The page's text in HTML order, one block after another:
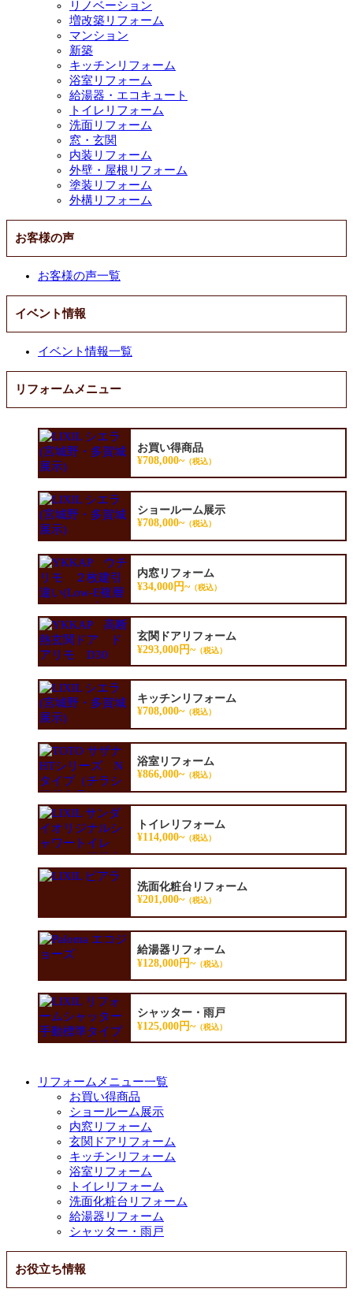
リノベーション
増改築リフォーム
マンション
新築
キッチンリフォーム
浴室リフォーム
給湯器・エコキュート
トイレリフォーム
洗面リフォーム
窓・玄関
内装リフォーム
外壁・屋根リフォーム
塗装リフォーム
外構リフォーム
お客様の声
お客様の声一覧
イベント情報
イベント情報一覧
リフォームメニュー
お買い得商品
¥708,000~（税込）
ショールーム展示
¥708,000~（税込）
内窓リフォーム
¥34,000円~（税込）
玄関ドアリフォーム
¥293,000円~（税込）
キッチンリフォーム
¥708,000~（税込）
浴室リフォーム
¥866,000~（税込）
トイレリフォーム
¥114,000~（税込）
洗面化粧台リフォーム
¥201,000~（税込）
給湯器リフォーム
¥128,000円~（税込）
シャッター・雨戸
¥125,000円~（税込）
リフォームメニュー一覧
お買い得商品
ショールーム展示
内窓リフォーム
玄関ドアリフォーム
キッチンリフォーム
浴室リフォーム
トイレリフォーム
洗面化粧台リフォーム
給湯器リフォーム
シャッター・雨戸
お役立ち情報